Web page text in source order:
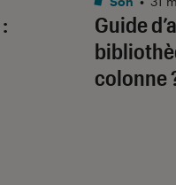
Guide
colonne